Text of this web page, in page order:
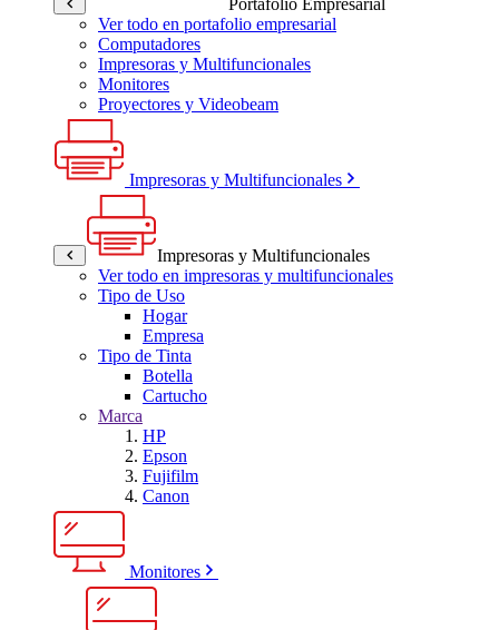
Ver todo en portafolio empresarial
Computadores
Impresoras y Multifuncionales
Monitores
Proyectores y Videobeam
Impresoras y Multifuncionales
Impresoras y Multifuncionales
Ver todo en impresoras y multifuncionales
Tipo de Uso
Hogar
Empresa
Tipo de Tinta
Botella
Cartucho
Marca
HP
Epson
Fujifilm
Canon
Monitores